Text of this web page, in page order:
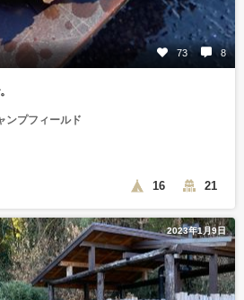
73 8
ンプフィールド
16 21
2023年1月9日